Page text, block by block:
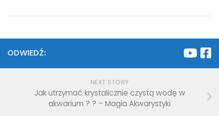
ODWIEDŹ:
NEXT STORY
Jak utrzymać krystalicznie czystą wodę w
akwarium ? ? – Magia Akwarystyki